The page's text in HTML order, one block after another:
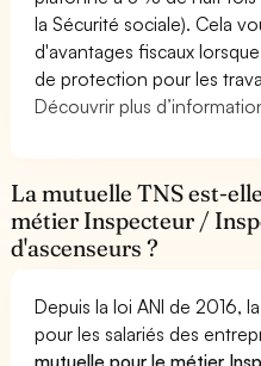
la Sécurité sociale). Cela
d'avantages fiscaux
de protection pour les
Découvrir plus
La mutuelle TNS est-
métier Inspecteur /
d'ascenseurs ?
Depuis la loi ANI de 2016,
pour les salariés des
mutuelle pour le métier